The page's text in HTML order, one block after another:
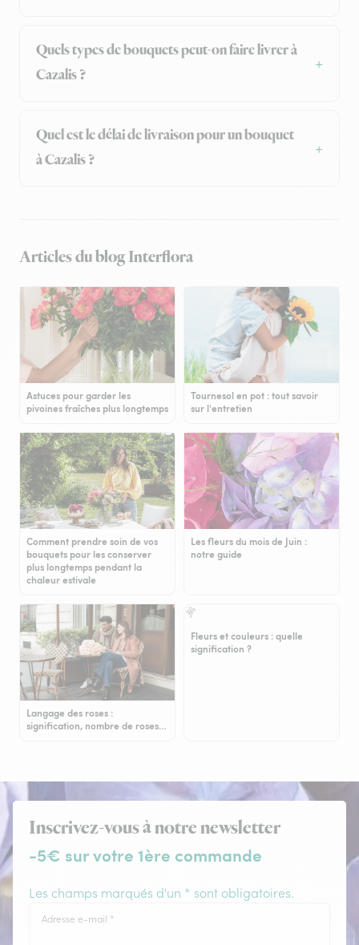
Quels types de bouquets peut-on faire livrer à
Cazalis ?
Quel est le délai de livraison pour un bouquet
à Cazalis ?
Articles du blog Interflora
Astuces pour garder les
pivoines fraîches plus longtemps
Tournesol en pot : tout savoir
sur l'entretien
Comment prendre soin de vos
bouquets pour les conserver
plus longtemps pendant la
chaleur estivale
Les fleurs du mois de Juin :
notre guide
Langage des roses :
signification, nombre de roses…
Fleurs et couleurs : quelle
signification ?
Inscrivez-vous à notre newsletter
-5€ sur votre 1ère commande
Les champs marqués d'un * sont obligatoires.
Adresse e-mail *